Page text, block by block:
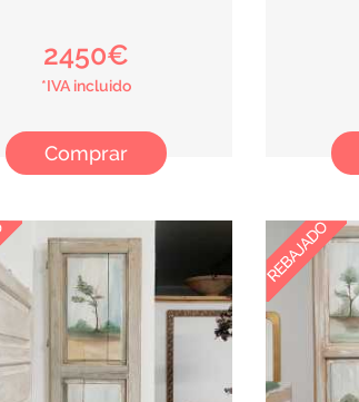
2450€
*IVA incluido
Comprar